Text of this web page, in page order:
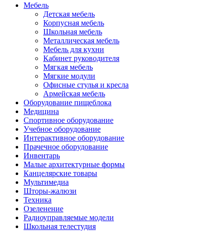
Мебель
Детская мебель
Корпусная мебель
Школьная мебель
Металлическая мебель
Мебель для кухни
Кабинет руководителя
Мягкая мебель
Мягкие модули
Офисные стулья и кресла
Армейская мебель
Оборудование пищеблока
Медицина
Спортивное оборудование
Учебное оборудование
Интерактивное оборудование
Прачечное оборудование
Инвентарь
Малые архитектурные формы
Канцелярские товары
Мультимедиа
Шторы-жалюзи
Техника
Озеленение
Радиоуправляемые модели
Школьная телестудия